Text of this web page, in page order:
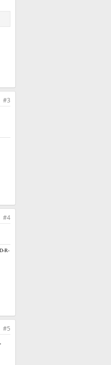
#3
#4
R-
#5